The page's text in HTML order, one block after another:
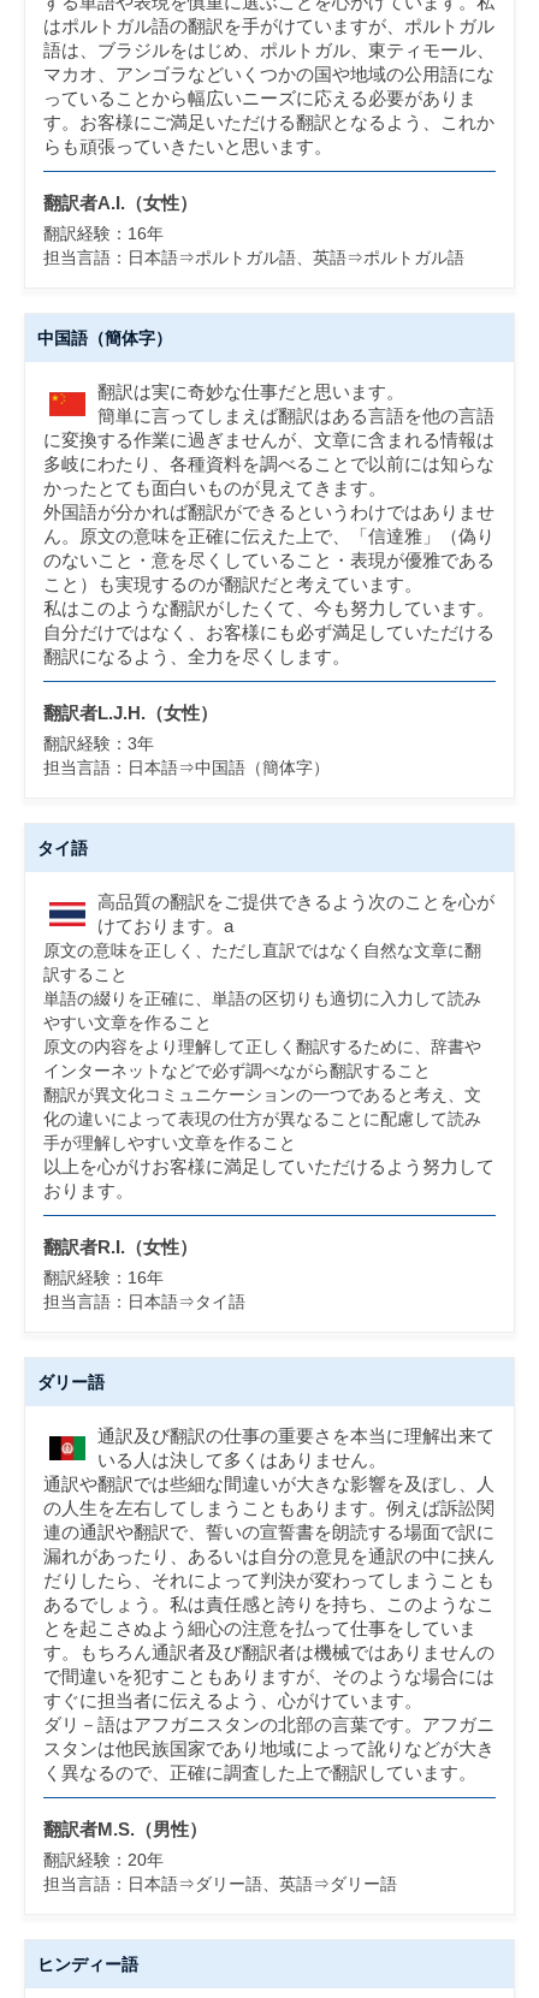
はポルトガル語の翻訳を手がけていますが、ポルトガル
語は、ブラジルをはじめ、ポルトガル、東ティモール、
マカオ、アンゴラなどいくつかの国や地域の公用語にな
っていることから幅広いニーズに応える必要がありま
す。お客様にご満足いただける翻訳となるよう、これか
らも頑張っていきたいと思います。
翻訳者A.I.（女性）
翻訳経験：16年
担当言語： 日本語⇒ポルトガル語、英語⇒ポルトガル語
中国語（簡体字）
翻訳は実に奇妙な仕事だと思います。
簡単に言ってしまえば翻訳はある言語を他の言語
に変換する作業に過ぎませんが、文章に含まれる情報は
多岐にわたり、各種資料を調べることで以前には知らな
かったとても面白いものが見えてきます。
外国語が分かれば翻訳ができるというわけではありませ
ん。原文の意味を正確に伝えた上で、「信達雅」（偽り
のないこと・意を尽くしていること・表現が優雅である
こと）も実現するのが翻訳だと考えています。
私はこのような翻訳がしたくて、今も努力しています。
自分だけではなく、お客様にも必ず満足していただける
翻訳になるよう、全力を尽くします。
翻訳者L.J.H.（女性）
翻訳経験： 3年
担当言語： 日本語⇒中国語（簡体字）
タイ語
高品質の翻訳をご提供できるよう次のことを心が
けております。a
原文の意味を正しく、ただし直訳ではなく自然な文章に翻
訳すること
単語の綴りを正確に、単語の区切りも適切に入力して読み
やすい文章を作ること
原文の内容をより理解して正しく翻訳するために、辞書や
インターネットなどで必ず調べながら翻訳すること
翻訳が異文化コミュニケーションの一つであると考え、文
化の違いによって表現の仕方が異なることに配慮して読み
手が理解しやすい文章を作ること
以上を心がけお客様に満足していただけるよう努力して
おります。
翻訳者R.I.（女性）
翻訳経験：16年
担当言語： 日本語⇒タイ語
ダリー語
通訳及び翻訳の仕事の重要さを本当に理解出来て
いる人は決して多くはありません。
通訳や翻訳では些細な間違いが大きな影響を及ぼし、人
の人生を左右してしまうこともあります。例えば訴訟関
連の通訳や翻訳で、誓いの宣誓書を朗読する場面で訳に
漏れがあったり、あるいは自分の意見を通訳の中に挟ん
だりしたら、それによって判決が変わってしまうことも
あるでしょう。私は責任感と誇りを持ち、このようなこ
とを起こさぬよう細心の注意を払って仕事をしていま
す。もちろん通訳者及び翻訳者は機械ではありませんの
で間違いを犯すこともありますが、そのような場合には
すぐに担当者に伝えるよう、心がけています。
ダリ－語はアフガニスタンの北部の言葉です。アフガニ
スタンは他民族国家であり地域によって訛りなどが大き
く異なるので、正確に調査した上で翻訳しています。
翻訳者M.S.（男性）
翻訳経験： 20年
担当言語： 日本語⇒ダリー語、英語⇒ダリー語
ヒンディー語